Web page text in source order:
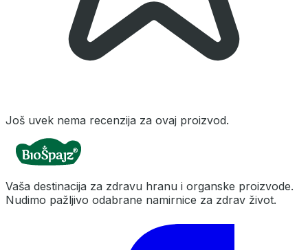
Još uvek nema recenzija za ovaj proizvod.
Vaša destinacija za zdravu hranu i organske proizvode.
Nudimo pažljivo odabrane namirnice za zdrav život.